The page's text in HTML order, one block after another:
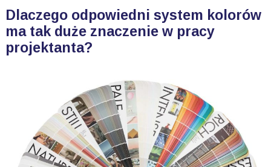
Dlaczego odpowiedni system kolorów
ma tak duże znaczenie w pracy
projektanta?